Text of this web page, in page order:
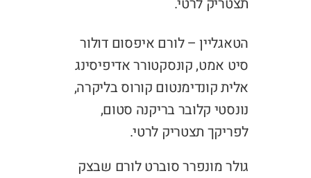
הטאגליין – לורם איפסום דולור
סיט אמט, קונסקטורר אדיפיסינג
אלית קונדימנטום קורוס בליקרה,
נונסטי קלובר בריקנה סטום,
לפריקך תצטריק לרטי.
גולר מונפרר סוברט לורם שבצק